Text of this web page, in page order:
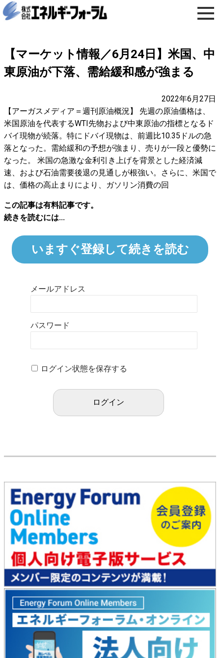
【マーケット情報／6月24日】米国、中
東原油が下落、需給緩和感が強まる
2022年6月27日
【アーガスメディア＝週刊原油概況】 先週の原油価格は、
米国原油を代表するWTI先物および中東原油の指標となるド
バイ現物が続落。特にドバイ現物は、前週比10.35ドルの急
落となった。需給緩和の予想が強まり、売りが一段と優勢に
なった。 米国の急激な金利引き上げを背景とした経済減
速、および石油需要後退の見通しが根強い。さらに、米国で
は、価格の高止まりにより、ガソリン消費の回
この記事は有料記事です。
続きを読むには...
いますぐ登録して続きを読む
メールアドレス
パスワード
ログイン状態を保存する